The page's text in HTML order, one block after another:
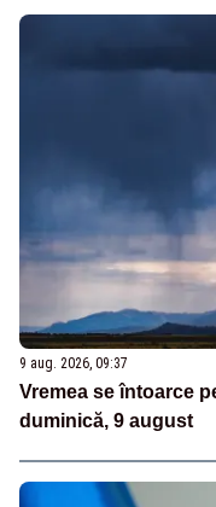
9 aug. 2026, 09:37
Vremea se întoarce
duminică, 9 august